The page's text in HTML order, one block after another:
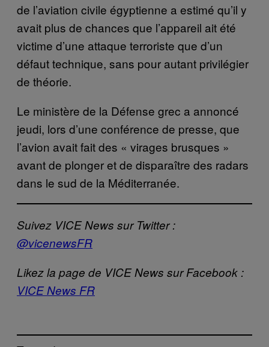
de l’aviation civile égyptienne a estimé qu’il y
avait plus de chances que l’appareil ait été
victime d’une attaque terroriste que d’un
défaut technique, sans pour autant privilégier
de théorie.
Le ministère de la Défense grec a annoncé
jeudi, lors d’une conférence de presse, que
l’avion avait fait des « virages brusques »
avant de plonger et de disparaître des radars
dans le sud de la Méditerranée.
Suivez VICE News sur Twitter :
@vicenewsFR
Likez la page de VICE News sur Facebook :
VICE News FR